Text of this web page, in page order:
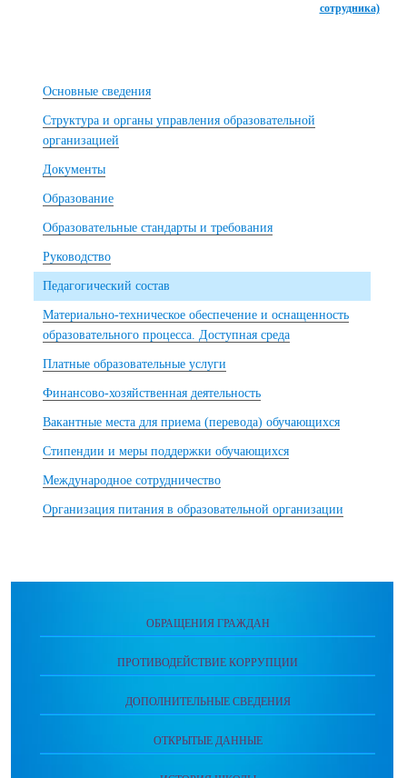
сотрудника)
Основные сведения
Структура и органы управления образовательной
организацией
Документы
Образование
Образовательные стандарты и требования
Руководство
Педагогический состав
Материально-техническое обеспечение и оснащенность
образовательного процесса. Доступная среда
Платные образовательные услуги
Финансово-хозяйственная деятельность
Вакантные места для приема (перевода) обучающихся
Стипендии и меры поддержки обучающихся
Международное сотрудничество
Организация питания в образовательной организации
ОБРАЩЕНИЯ ГРАЖДАН
ПРОТИВОДЕЙСТВИЕ КОРРУПЦИИ
ДОПОЛНИТЕЛЬНЫЕ СВЕДЕНИЯ
ОТКРЫТЫЕ ДАННЫЕ